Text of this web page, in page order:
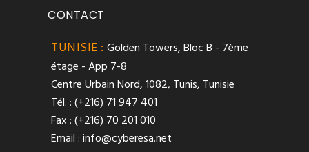
CONTACT
TUNISIE : Golden Towers, Bloc B - 7ème
étage - App 7-8
Centre Urbain Nord, 1082, Tunis, Tunisie
Tél. : (+216) 71 947 401
Fax : (+216) 70 201 010
Email :info@cyberesa.net